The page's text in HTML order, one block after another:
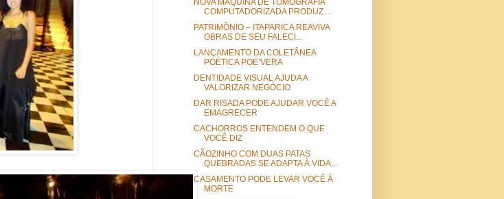
NOVA MÁQUINA DE TOMOGRAFIA
COMPUTADORIZADA PRODUZ ...
PATRIMÔNIO – ITAPARICA REAVIVA
OBRAS DE SEU FALECI...
LANÇAMENTO DA COLETÂNEA
POÉTICA POE’VERA
DENTIDADE VISUAL AJUDA A
VALORIZAR NEGÓCIO
DAR RISADA PODE AJUDAR VOCÊ A
EMAGRECER
CACHORROS ENTENDEM O QUE
VOCÊ DIZ
CÃOZINHO COM DUAS PATAS
QUEBRADAS SE ADAPTA À VIDA...
CASAMENTO PODE LEVAR VOCÊ À
MORTE